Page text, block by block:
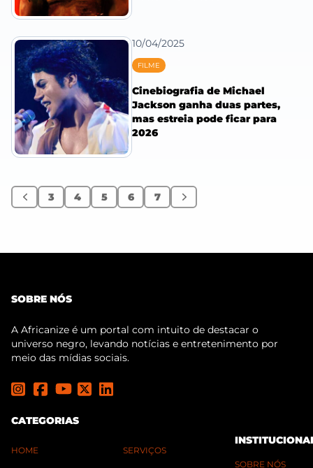
10/04/2025
FILME
Cinebiografia de Michael
Jackson ganha duas partes,
mas estreia pode ficar para
2026
Anterior
3 4 5 6 7 Próximo
SOBRE NÓS
A Africanize é um portal com intuito de destacar o
universo negro, levando notícias e entretenimento por
meio das mídias sociais.
CATEGORIAS
HOME SERVIÇOS
SOBRE NÓS